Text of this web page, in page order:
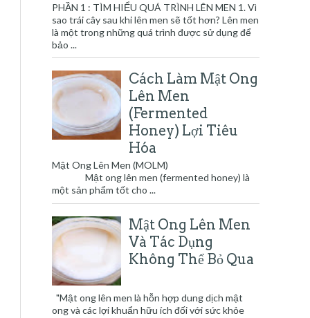
PHẦN 1 : TÌM HIỂU QUÁ TRÌNH LÊN MEN 1. Vì
sao trái cây sau khi lên men sẽ tốt hơn? Lên men
là một trong những quá trình được sử dụng để
bảo ...
Cách Làm Mật Ong
Lên Men
(Fermented
Honey) Lợi Tiêu
Hóa
Mật Ong Lên Men (MOLM)
Mật ong lên men (fermented honey) là
một sản phẩm tốt cho ...
Mật Ong Lên Men
Và Tác Dụng
Không Thể Bỏ Qua
"Mật ong lên men là hỗn hợp dung dịch mật
ong và các lợi khuẩn hữu ích đối với sức khỏe